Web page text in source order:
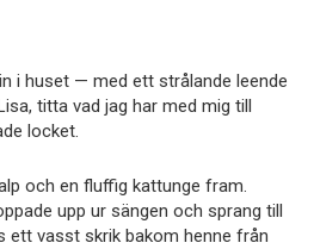
i huset — med ett strålande leende
titta vad jag har med mig till
locket.
och en fluffig kattunge fram.
upp ur sängen och sprang till
ett vasst skrik bakom henne från